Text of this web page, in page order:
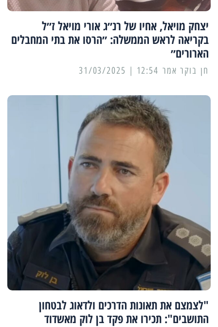
יצחק מויאל, אחיו של רנ״ג אורי מויאל ז״ל
בקריאה לראש הממשלה: ״הרסו את בתי המחבלים
הארורים״
12:54 | 31/03/2025
"לצמצם את תאונות הדרכים ולדאוג לבטחון
התושבים": תכירו את פקד בן לוק מאשדוד